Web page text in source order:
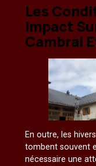
Les
Impact
Cambrai
En outre, les
tombent souvent
nécessaire une